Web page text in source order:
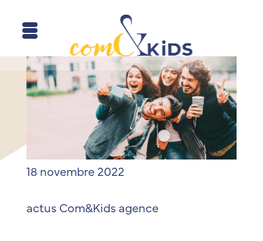
18 novembre 2022
actus Com&Kids agence